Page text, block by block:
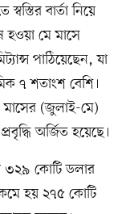
বার্তা নিয়ে
হওয়া মে মাসে
পাঠিয়েছেন, যা
৭ শতাংশ বেশি।
(জুলাই-মে)
অর্জিত হয়েছে।
৩২৯ কোটি ডলার
হয় ২৭৫ কোটি